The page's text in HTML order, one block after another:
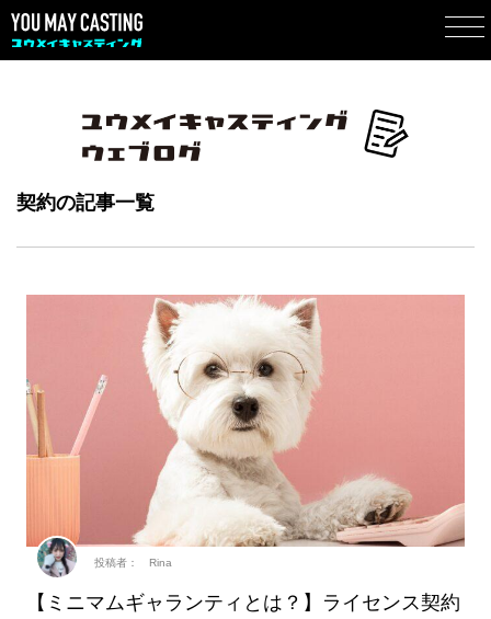
契約の記事一覧
【ミニマムギャランティとは？】ライセンス契約
投稿者： Rina